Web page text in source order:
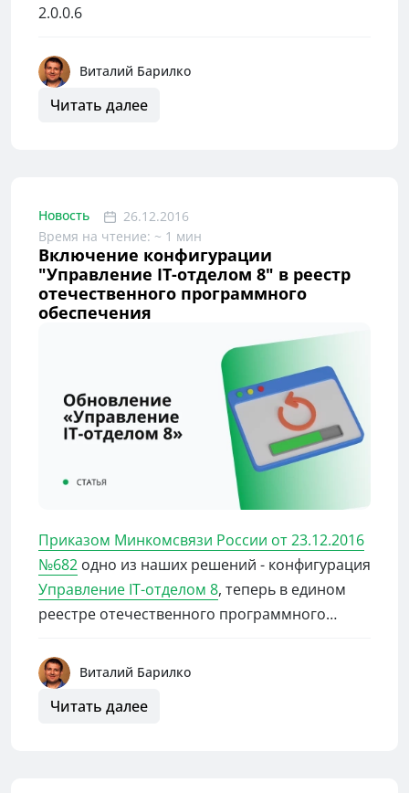
2.0.0.6
Виталий Барилко
Читать далее
Новость
26.12.2016
Время на чтение: ~ 1 мин
Включение конфигурации
"Управление IT-отделом 8" в реестр
отечественного программного
обеспечения
Приказом Минкомсвязи России от 23.12.2016
№682 одно из наших решений - конфигурация
Управление IT-отделом 8, теперь в едином
реестре отечественного программного
Наличие нашего продукта в отечественном
реестре говорит о качестве нашего решения,
а так же позволит приобрести конфигурацию
Виталий Барилко
Читать далее